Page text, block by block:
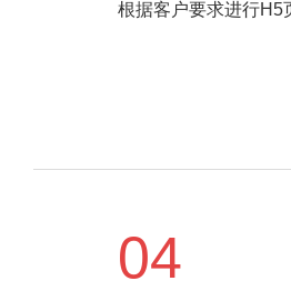
根据客户要求进行H5
04